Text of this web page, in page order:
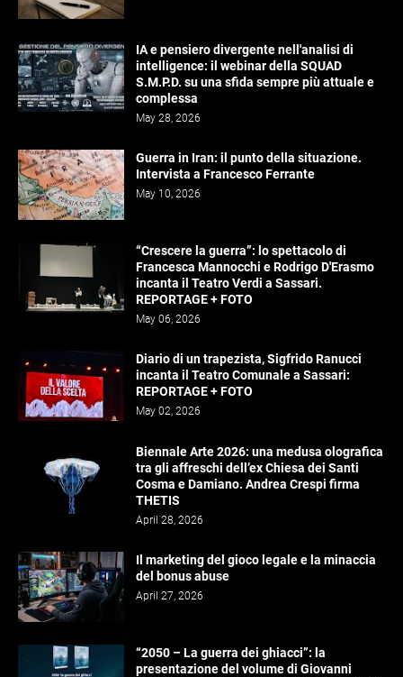
IA e pensiero divergente nell'analisi di
intelligence: il webinar della SQUAD
S.M.P.D. su una sfida sempre più attuale e
complessa
May 28, 2026
Guerra in Iran: il punto della situazione.
Intervista a Francesco Ferrante
May 10, 2026
“Crescere la guerra”: lo spettacolo di
Francesca Mannocchi e Rodrigo D'Erasmo
incanta il Teatro Verdi a Sassari.
REPORTAGE + FOTO
May 06, 2026
Diario di un trapezista, Sigfrido Ranucci
incanta il Teatro Comunale a Sassari:
REPORTAGE + FOTO
May 02, 2026
Biennale Arte 2026: una medusa olografica
tra gli affreschi dell’ex Chiesa dei Santi
Cosma e Damiano. Andrea Crespi firma
THETIS
April 28, 2026
Il marketing del gioco legale e la minaccia
del bonus abuse
April 27, 2026
“2050 – La guerra dei ghiacci”: la
presentazione del volume di Giovanni